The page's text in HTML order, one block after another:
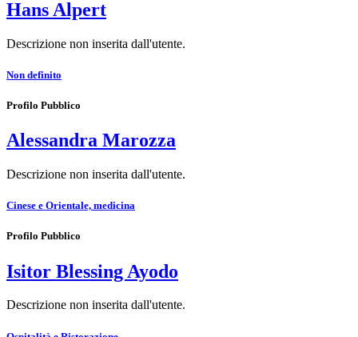
Hans Alpert
Descrizione non inserita dall'utente.
Non definito
Profilo Pubblico
Alessandra Marozza
Descrizione non inserita dall'utente.
Cinese e Orientale, medicina
Profilo Pubblico
Isitor Blessing Ayodo
Descrizione non inserita dall'utente.